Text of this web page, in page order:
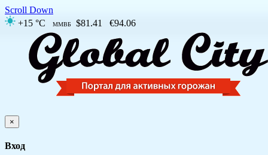
Scroll Down
+15 °C
ММВБ $81.41 €94.06
×
Вход